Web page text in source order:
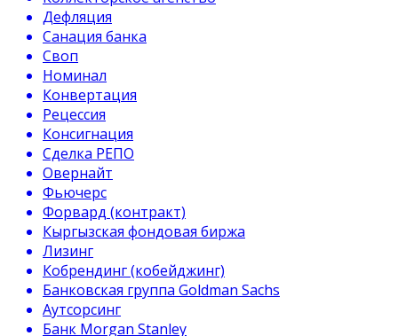
Дефляция
Санация банка
Своп
Номинал
Конвертация
Рецессия
Консигнация
Сделка РЕПО
Овернайт
Фьючерс
Форвард (контракт)
Кыргызская фондовая биржа
Лизинг
Кобрендинг (кобейджинг)
Банковская группа Goldman Sachs
Аутсорсинг
Банк Morgan Stanley